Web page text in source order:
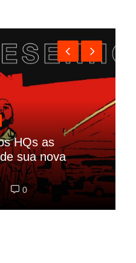
Destaque Lançamentos
Cynthia Luz lança “Era
parceria com Zeca
Rociclei 21/01/2019